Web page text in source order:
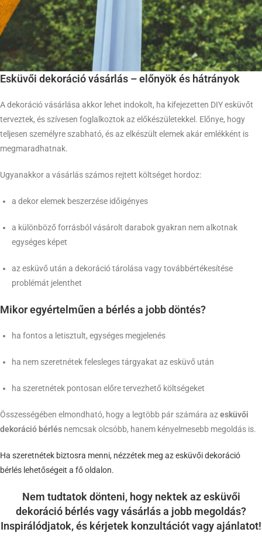
Esküvői dekoráció vásárlás – előnyök és hátrányok
A dekoráció vásárlása akkor lehet indokolt, ha kifejezetten DIY esküvőt
terveztek, és szívesen foglalkoztok az előkészületekkel. Előnye, hogy
teljesen személyre szabható, és az elkészült elemek akár emlékként is
megmaradhatnak.
Ugyanakkor a vásárlás számos rejtett költséget hordoz:
a dekor elemek beszerzése időigényes
a különböző forrásból vásárolt darabok gyakran nem alkotnak
egységes képet
az esküvő után a dekoráció tárolása vagy továbbértékesítése
problémát jelenthet
Mikor egyértelműen a bérlés a jobb döntés?
ha fontos a letisztult, egységes megjelenés
ha nem szeretnétek felesleges tárgyakat az esküvő után
ha szeretnétek pontosan előre tervezhető költségeket
Összességében elmondható, hogy a legtöbb pár számára azesküvői
dekoráció bérlés nemcsak olcsóbb, hanem kényelmesebb megoldás is.
Ha szeretnétek biztosra menni, nézzétek meg az esküvői dekoráció
bérlés lehetőségeit a fő oldalon.
Nem tudtatok dönteni, hogy nektek az esküvői
dekoráció bérlés vagy vásárlás a jobb megoldás?
Inspirálódjatok, és kérjetek konzultációt vagy ajánlatot!